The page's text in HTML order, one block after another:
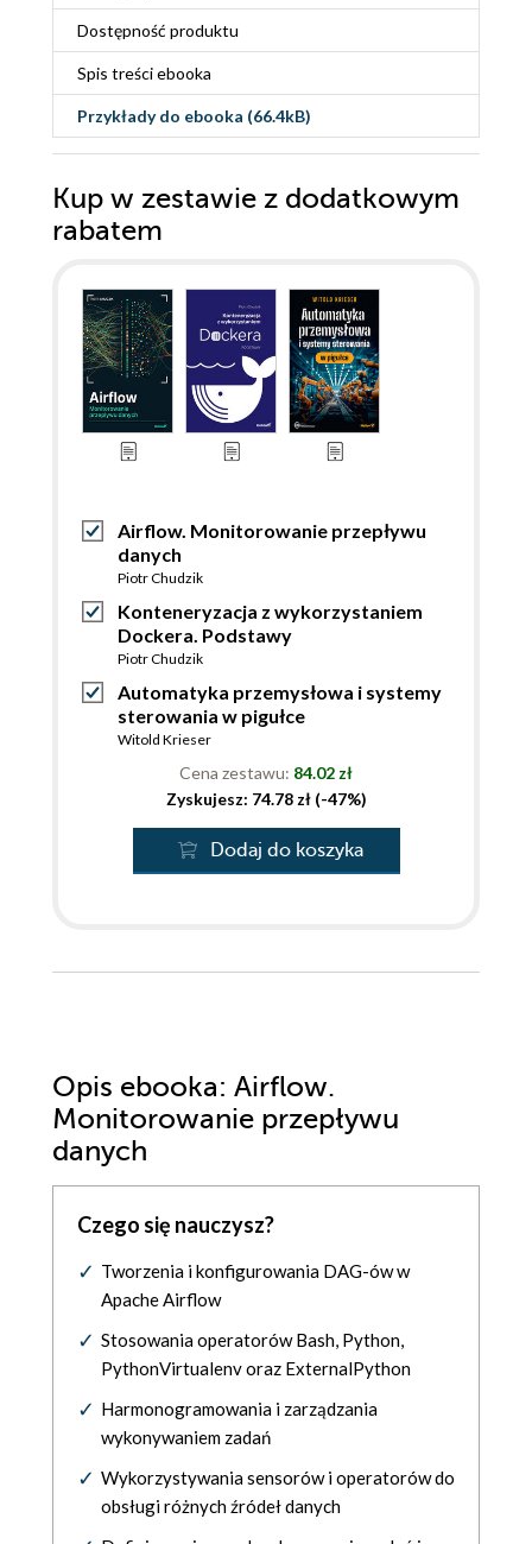
Dostępność produktu
Spis treściebooka
Przykłady do ebooka (66.4kB)
Kup w zestawie z dodatkowym
rabatem
Airflow. Monitorowanie przepływu
danych
Piotr Chudzik
Konteneryzacja z wykorzystaniem
Dockera. Podstawy
Piotr Chudzik
Automatyka przemysłowa i systemy
sterowania w pigułce
Witold Krieser
Cena zestawu: 84.02 zł
Zyskujesz: 74.78 zł (-47%)
Dodaj do koszyka
Opis ebooka: Airflow.
Monitorowanie przepływu
danych
Czego się nauczysz?
Tworzenia i konfigurowania DAG-ów w
Apache Airflow
Stosowania operatorów Bash, Python,
PythonVirtualenv oraz ExternalPython
Harmonogramowania i zarządzania
wykonywaniem zadań
Wykorzystywania sensorów i operatorów do
obsługi różnych źródeł danych